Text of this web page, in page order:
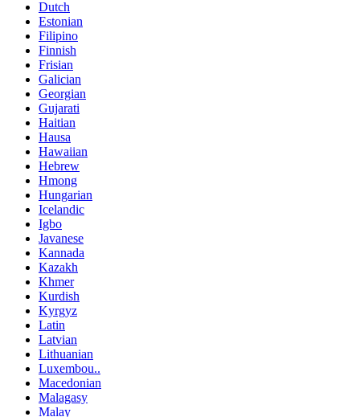
Dutch
Estonian
Filipino
Finnish
Frisian
Galician
Georgian
Gujarati
Haitian
Hausa
Hawaiian
Hebrew
Hmong
Hungarian
Icelandic
Igbo
Javanese
Kannada
Kazakh
Khmer
Kurdish
Kyrgyz
Latin
Latvian
Lithuanian
Luxembou..
Macedonian
Malagasy
Malay